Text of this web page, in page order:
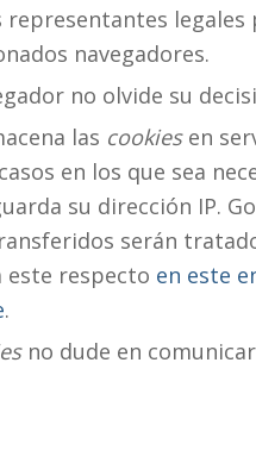
navegadores.
no olvide su
las cookiesen
en los que sea
su dirección IP.
serán
este respecto en este
.
no dude en